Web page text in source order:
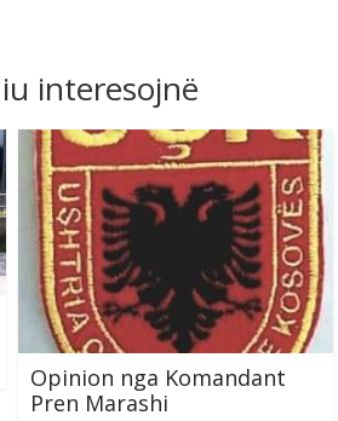
interesojnë
Opinion nga Komandant
Pren Marashi